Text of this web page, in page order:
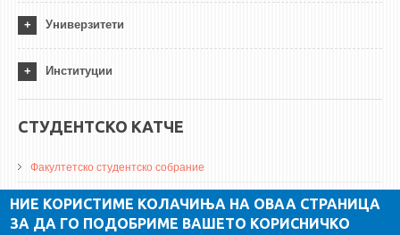
Универзитети
Институции
СТУДЕНТСКО КАТЧЕ
Факултетско студентско собрание
ДА Винчи магазин
Алумни асоцијација
НИЕ КОРИСТИМЕ КОЛАЧИЊА НА ОВАА СТРАНИЦА
ЗА ДА ГО ПОДОБРИМЕ ВАШЕТО КОРИСНИЧКО